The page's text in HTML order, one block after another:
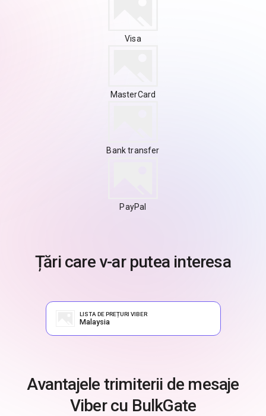
Visa
MasterCard
Bank transfer
PayPal
Țări care v-ar putea interesa
LISTA DE PREȚURI VIBER
Malaysia
Avantajele trimiterii de mesaje
Viber cu BulkGate